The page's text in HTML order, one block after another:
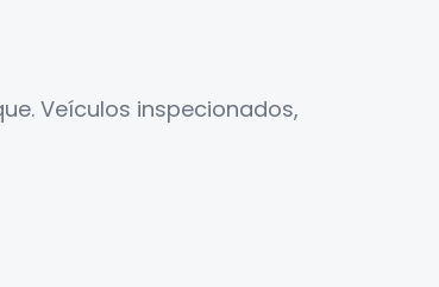
Veículos inspecionados,